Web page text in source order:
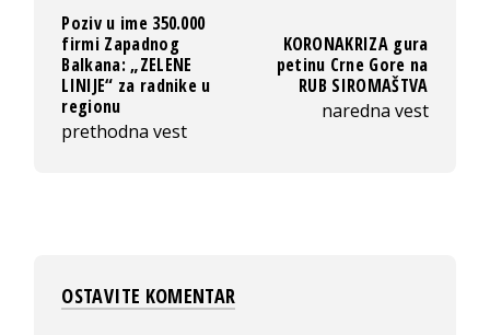
Poziv u ime 350.000
firmi Zapadnog
Balkana: „ZELENE
LINIJE“ za radnike u
regionu
prethodna vest
KORONAKRIZA gura
petinu Crne Gore na
RUB SIROMAŠTVA
naredna vest
OSTAVITE KOMENTAR